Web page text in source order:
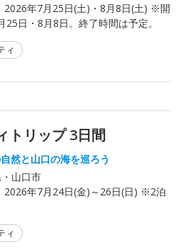
2026年7月25日(土)・8月8日(土) ※開
25日・8月8日。終了時間は予定。
ィ
トリップ 3日間
然と山口の海を巡ろう
山口市
2026年7月24日(金)～26日(日) ※2泊
ィ